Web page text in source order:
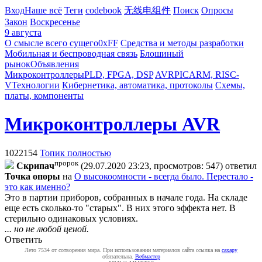
ВходНаше всё Теги codebook 无线电组件 Поиск Опросы
Закон Воскресенье
9 августа
О смысле всего сущего0xFF Средства и методы разработки
Мобильная и беспроводная связь Блошиный
рынокОбъявления
МикроконтроллерыPLD, FPGA, DSP AVRPICARM, RISC-
VТехнологии Кибернетика, автоматика, протоколы Схемы,
платы, компоненты
Микроконтроллеры AVR
1022154 Топик полностью
Cкpипaчпророк (29.07.2020 23:23, просмотров: 547) ответил
Toчкa oпopы на О высокоомности - всегда было. Перестало -
это как именно?
Это в партии приборов, собранных в начале года. На складе
еще есть сколько-то "старых". В них этого эффекта нет. В
стерильно одинаковых условиях.
... но не любой ценой.
Ответить
Лето 7534 от сотворения мира. При использовании материалов сайта ссылка на caxapу
обязательна. Вебмастер